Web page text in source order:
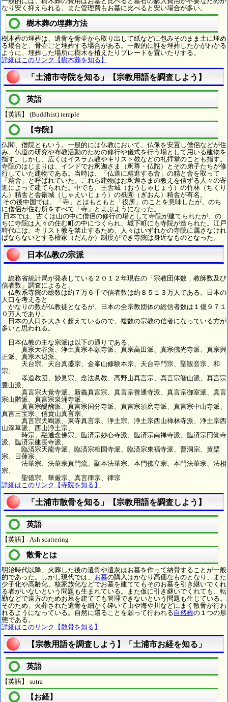
なり安く抑えられる。また管理費もお墓に比べると安い場合が多い。
樹木葬の埋葬方法
樹木葬の埋葬は、遺骨を骨壷から取り出して紙などに包みそのまま土に埋め
る場合と、骨壷ごと埋葬する場合がある。一般的に誰を埋葬したかがわかる
ように、埋葬した場所に樹木を植えたりプレートを置いたりする。
詳細はこのリンク【樹木葬を知る】
「土浦市寺院を知る」【宗教用語を調査しよう】
英語
【英語】 (Buddhist) temple
【寺院】
仏閣、僧院ともいう。一般的には仏教において、仏像を安置し僧侶などが住
み、仏道の研究や布教活動のための修行や儀式を行う場として用いる建物を
指す。しかし、広くはイスラム教やキリスト教などの礼拝堂のことも指す。
寺院のはじまりは、インドでお釈迦さま（釈尊・仏陀）とその弟子たちが修
行していた建物である。当時は、「仏道に精進する舎」の精と舎を取って
「精舎」と呼ばれていた。これら建物はお釈迦さまの教えを信ずる人々の寄
進によって建てられた。中でも、王舎城（おうしゃじょう）の竹林（ちくり
ん）精舎と舎衛城（しゃえいじょう）の祇園（ぎおん）精舎が有名。
その後中国では、「寺」とはもともと「役所」のことを意味したが、のち
に僧侶が住む所をすべて「寺」とよぶようになった。
日本では、古くは山の中に僧侶の修行の場として寺院が建てられたが、の
ちに寺院は人々の住む町の中につくられ、城下町にも寺院が造られた。江戸
時代には、キリスト教を禁止するため、人々はいずれかの寺院に属さなけれ
ばならないとする檀家（だんか）制度ができ寺院は身近なものとなった。
日本仏教の宗派
総務省統計局が発表している２０１２年現在の「宗教団体数，教師数及び
信者数」調査によると、
仏教系寺院の総数は約７万６千で信者数は約８５１３万人である。日本の
人口を考えると
かなりの数が仏教徒となるが、日本の全宗教団体の総信者数は１億９７１
０万人であり、
日本の人口を大きく超えているので、複数の宗教の信者になっている方が
多いと思われる。
日本仏教の主な宗派は以下の通りである。
真宗大谷派、浄土真宗本願寺派、真宗高田派、真宗佛光寺派、真宗興
正派、真宗木辺派、
天台宗、天台真盛宗、金峯山修験本宗、天台寺門宗、聖観音宗、和
宗、
孝道教団、妙見宗、念法眞教、高野山真言宗、真言宗智山派、真言宗
豊山派、
真言宗大覚寺派、新義真言宗、真言宗善通寺派、真言宗御室派、真言
宗山階派、真言宗泉涌寺派、
真言宗醍醐派、真言宗国分寺派、真言宗須磨寺派、真言宗中山寺派、
真言三宝宗、信貴山真言宗、
真言宗犬鳴派、東寺真言宗、浄土宗、浄土宗西山禅林寺派、浄土宗西
山深草派、西山浄土宗、
時宗、融通念佛宗、臨済宗妙心寺派、臨済宗南禅寺派、臨済宗円覚寺
派、臨済宗建長寺派、
臨済宗天龍寺派、臨済宗相国寺派、臨済宗東福寺派、曹洞宗、黄檗
宗、日蓮宗、
法華宗、法華宗真門流、顯本法華宗、本門佛立宗、本門法華宗、法相
宗、
聖徳宗、華厳宗、真言律宗、律宗
詳細はこのリンク【寺院を知る】
「土浦市散骨を知る」【宗教用語を調査しよう】
英語
【英語】 Ash scattering
散骨とは
明治時代以降、火葬した後の遺骨や遺灰はお墓を作って納骨することが一般
的であった。しかし現代では、 お墓の購入はかなり高価なものとなり、また
少子化や高齢化、核家族化などでお墓を建ててもそのお墓を引き継いでくれ
る者がいないという問題も生まれている。また仮に引き継いでくれても、転
勤などで遠方のためお墓を建てても管理できないという問題も生じている。
そのため、火葬された遺骨を細かく砕いて山や海や川などにまく散骨が行わ
れるようになっている。自然に還ることを願って行われる自然葬の１つの形
態である。
詳細はこのリンク【散骨を知る】
【宗教用語を調査しよう】「土浦市お経を知る」
英語
【英語】 sutra
【お経】